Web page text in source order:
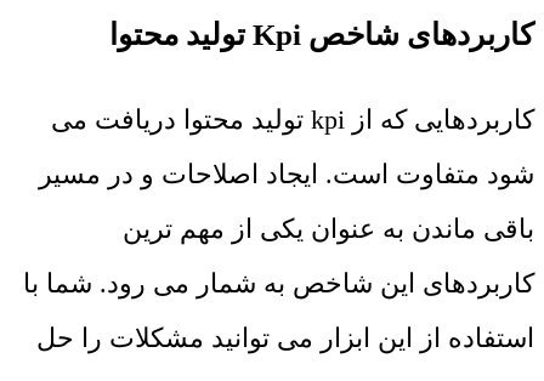
کاربردهای شاخص Kpi تولید محتوا
کاربردهایی که از kpi تولید محتوا دریافت می
‌شود متفاوت است. ایجاد اصلاحات و در مسیر
باقی ماندن به عنوان یکی از مهم ‌ترین
کاربردهای این شاخص به شمار می‌ رود. شما با
استفاده از این ابزار می‌ توانید مشکلات را حل